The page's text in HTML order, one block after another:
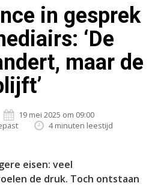
in gesprek
‘De
maar de
19 mei 2025 om 09:00
4 minuten leestijd
eisen: veel
de druk. Toch ontstaan